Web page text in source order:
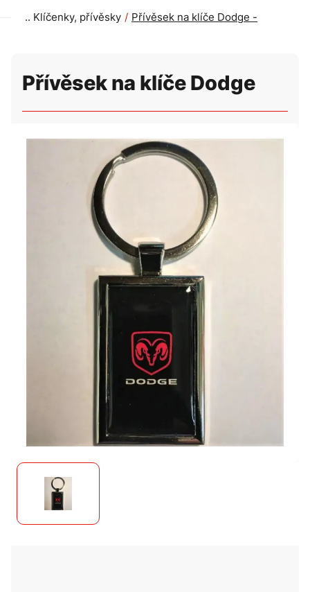
Klíčenky, přívěsky Přívěsek na klíče Dodge -
Přívěsek na klíče Dodge